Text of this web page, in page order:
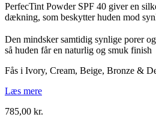
PerfecTint Powder SPF 40 giver en
dækning, som beskytter huden mod
Den mindsker samtidig synlige porer
så huden får en naturlig og smuk finish
Fås i Ivory, Cream, Beige, Bronze &
Læs mere
785,00 kr.